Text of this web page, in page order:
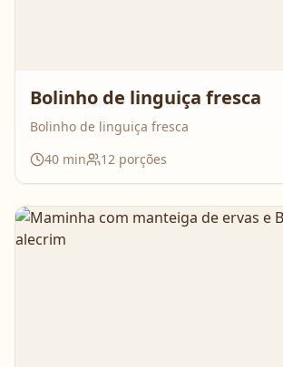
Bolinho de linguiça fresca
Bolinho de linguiça fresca
40 min 12 porções